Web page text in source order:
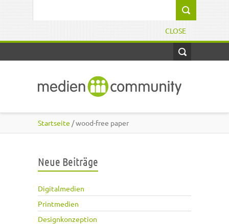
CLOSE
Startseite / wood-free paper
Neue Beiträge
Digitalmedien
Printmedien
Designkonzeption